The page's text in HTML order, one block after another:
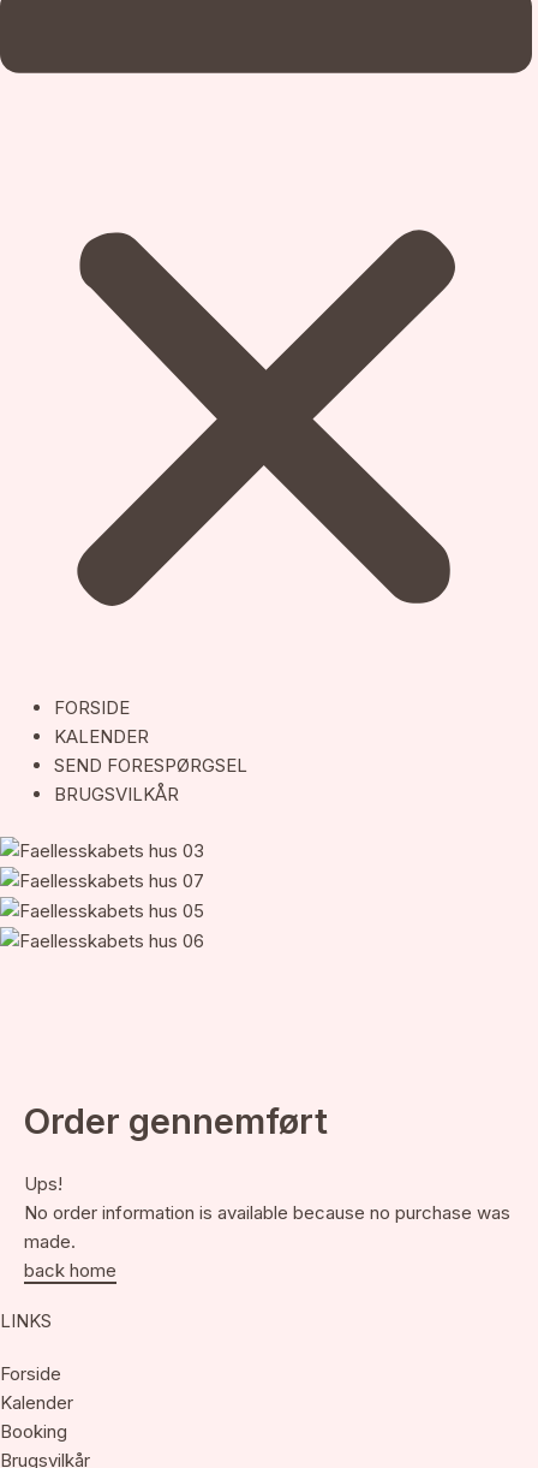
FORSIDE
KALENDER
SEND FORESPØRGSEL
BRUGSVILKÅR
Order gennemført
Ups!
No order information is available because no purchase was
made.
back home
LINKS
Forside
Kalender
Booking
Brugsvilkår